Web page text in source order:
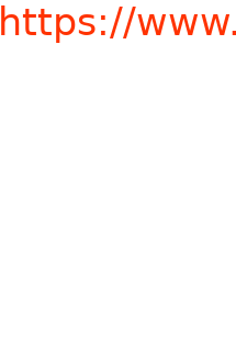
https://